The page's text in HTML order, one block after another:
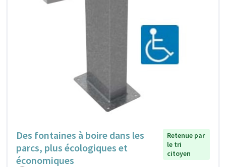
Des fontaines à boire dans les
parcs, plus écologiques et
économiques
Retenue par
le tri
citoyen